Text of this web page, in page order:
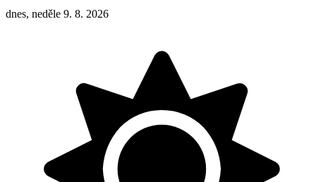
dnes, neděle 9. 8. 2026